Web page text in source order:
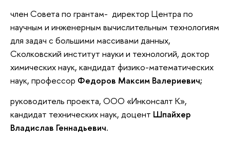
член Совета по грантам- директор Центра по
научным и инженерным вычислительным технологиям
для задач с большими массивами данных,
Сколковский институт науки и технологий, доктор
химических наук, кандидат физико-математических
наук, профессор Федоров Максим Валериевич;
руководитель проекта, ООО «Инконсалт К»,
кандидат технических наук, доцент Шпайхер
Владислав Геннадьевич.